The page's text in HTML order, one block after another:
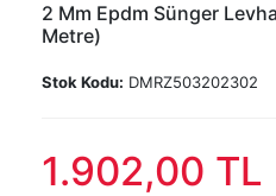
2 Mm Epdm Sünger
Metre)
Stok Kodu: DMRZ503202302
1.902,00 TL